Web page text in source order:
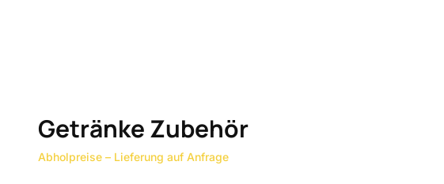
Getränke Zubehör
Abholpreise – Lieferung auf Anfrage